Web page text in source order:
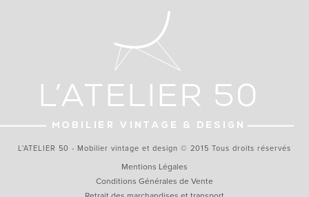
L'ATELIER 50 - Mobilier vintage et design © 2015 Tous droits réservés
Mentions Légales
Conditions Générales de Vente